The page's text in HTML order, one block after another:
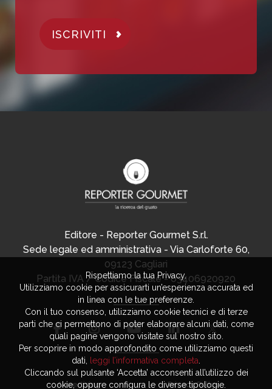
ISCRIVITI
Editore - Reporter Gourmet S.r.l.
Sede legale ed amministrativa - Via Carloforte 60,
09123 Cagliari
Partita IVA / Codice Fiscale - 03406920920
Advertising Privacy Policy
Rispettiamo la tua Privacy.
Utilizziamo cookie per assicurarti un’esperienza accurata ed
in linea con le tue preferenze.
Con il tuo consenso, utilizziamo cookie tecnici e di terze
parti che ci permettono di poter elaborare alcuni dati, come
quali pagine vengono visitate sul nostro sito.
Per scoprire in modo approfondito come utilizziamo questi
dati,
leggi l’informativa completa
Cliccando sul pulsante ‘Accetta’ acconsenti all’utilizzo dei
cookie, oppure configura le diverse tipologie.